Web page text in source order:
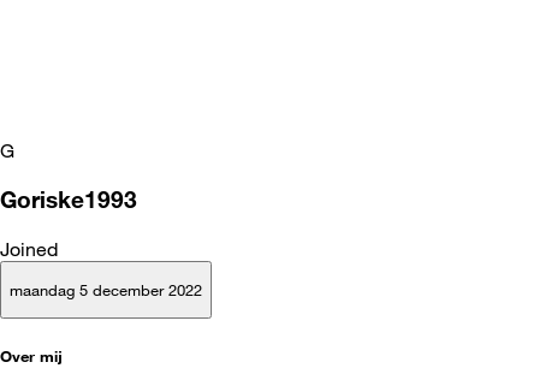
G
Goriske1993
Joined
maandag 5 december 2022
Over mij